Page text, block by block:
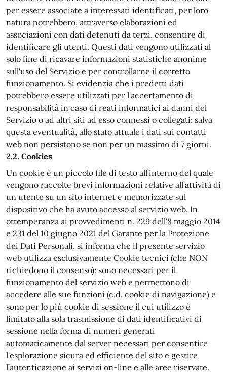
per essere associate a interessati identificati, per loro
natura potrebbero, attraverso elaborazioni ed
associazioni con dati detenuti da terzi, consentire di
identificare gli utenti. Questi dati vengono utilizzati al
solo fine di ricavare informazioni statistiche anonime
sull'uso del Servizio e per controllarne il corretto
funzionamento. Si evidenzia che i predetti dati
potrebbero essere utilizzati per l'accertamento di
responsabilità in caso di reati informatici ai danni del
Servizio o ad altri siti ad esso connessi o collegati: salva
questa eventualità, allo stato attuale i dati sui contatti
web non persistono se non per un massimo di 7 giorni.
2.2. Cookies
Un cookie è un piccolo file di testo all’interno del quale
vengono raccolte brevi informazioni relative all’attività di
un utente su un sito internet e memorizzate sul
dispositivo che ha avuto accesso al servizio web. In
ottemperanza ai provvedimenti n. 229 dell'8 maggio 2014
e 231 del 10 giugno 2021 del Garante per la Protezione
dei Dati Personali, si informa che il presente servizio
web utilizza esclusivamente Cookie tecnici (che NON
richiedono il consenso): sono necessari per il
funzionamento del servizio web e permettono di
accedere alle sue funzioni (c.d. cookie di navigazione) e
sono per lo più cookie di sessione il cui utilizzo è
limitato alla sola trasmissione di dati identificativi di
sessione nella forma di numeri generati
automaticamente dal server necessari per consentire
l'esplorazione sicura ed efficiente del sito e gestire
l’autenticazione ai servizi on-line e alle aree riservate.